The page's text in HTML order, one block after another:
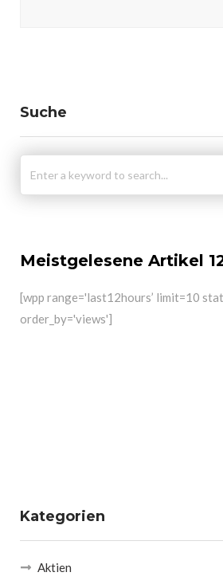
Suche
Meistgelesene Artikel
[wpp range='last12hours’ limit=10
order_by='views']
Kategorien
Aktien